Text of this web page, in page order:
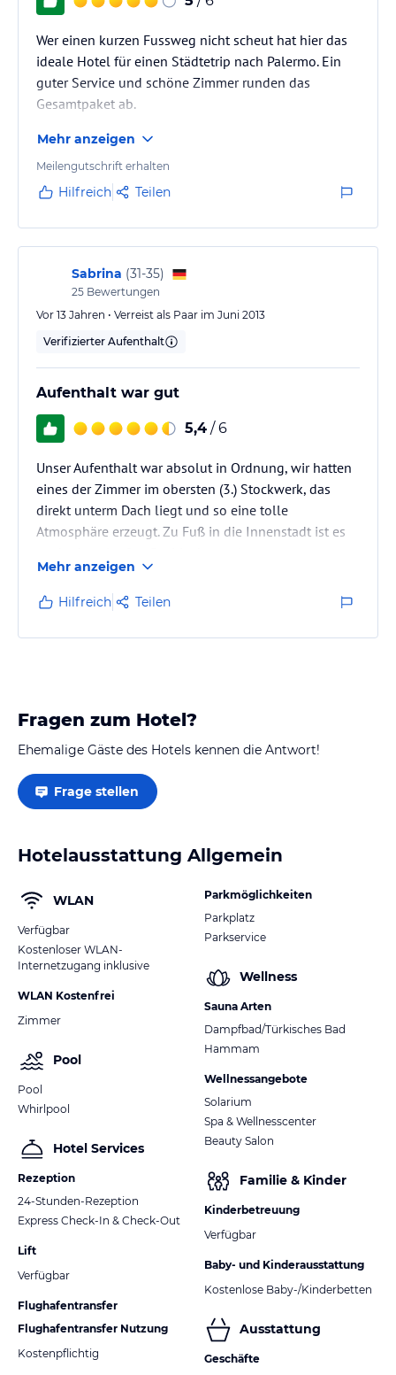
Wer einen kurzen Fussweg nicht scheut hat hier das
ideale Hotel für einen Städtetrip nach Palermo. Ein
guter Service und schöne Zimmer runden das
Gesamtpaket ab.
Mehr anzeigen
Meilengutschrift erhalten
Hilfreich Teilen
Sabrina (31-35)
25 Bewertungen
Vor 13 Jahren • Verreist als Paar im Juni 2013
Verifizierter Aufenthalt
Aufenthalt war gut
5,4 / 6
Unser Aufenthalt war absolut in Ordnung, wir hatten
eines der Zimmer im obersten (3.) Stockwerk, das
direkt unterm Dach liegt und so eine tolle
Atmosphäre erzeugt. Zu Fuß in die Innenstadt ist es
abgeschlossener Parkplatz.
Meine Empfehlung: Dieses Hotel schimpft sich selbst
Luxushotel. Bitte dann aber das schöne Holz in den
Zimmern polieren, das wirkt schon mitgenommen.
Mehr anzeigen
Hilfreich Teilen
Fragen zum Hotel?
Ehemalige Gäste des Hotels kennen die Antwort!
Frage stellen
Hotelausstattung Allgemein
WLAN
Verfügbar
Kostenloser WLAN-
Internetzugang inklusive
WLAN Kostenfrei
Zimmer
Pool
Pool
Whirlpool
Hotel Services
Rezeption
24-Stunden-Rezeption
Express Check-In & Check-Out
Lift
Verfügbar
Flughafentransfer
Flughafentransfer Nutzung
Kostenpflichtig
Parkmöglichkeiten
Parkplatz
Parkservice
Wellness
Sauna Arten
Dampfbad/Türkisches Bad
Hammam
Wellnessangebote
Solarium
Spa & Wellnesscenter
Beauty Salon
Familie & Kinder
Kinderbetreuung
Verfügbar
Baby- und Kinderausstattung
Kostenlose Baby-/Kinderbetten
Ausstattung
Geschäfte